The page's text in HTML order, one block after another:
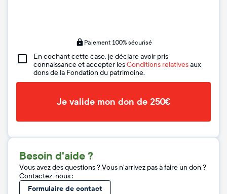
Paiement 100% sécurisé
En cochant cette case, je déclare avoir pris
connaissance et accepter lesConditions relativesaux
dons de la Fondation du patrimoine.
Je valide mon don de 250€
Besoin d'aide ?
Vous avez des questions ? Vous n'arrivez pas à faire un don ?
Contactez-nous :
Formulaire de contact